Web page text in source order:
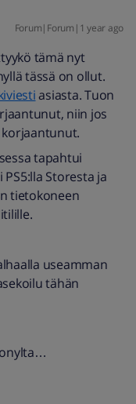
Forum|Forum|1 year ago
tämä nyt
tässä on ollut.
asiasta. Tuon
niin jos
tapahtui
Storesta ja
tietokoneen
useamman
tähän